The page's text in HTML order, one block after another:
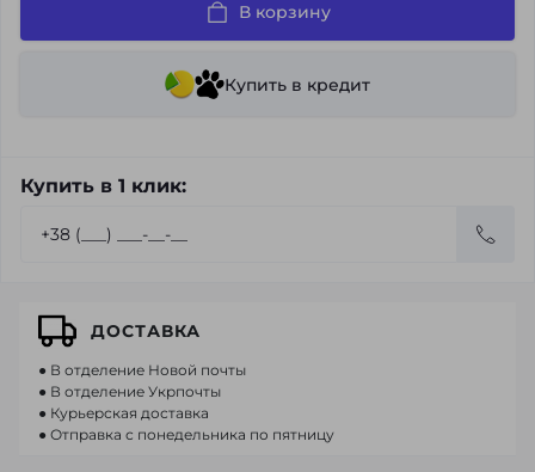
В корзину
Купить в кредит
Купить в 1 клик:
ДОСТАВКА
● В отделение Новой почты
● В отделение Укрпочты
● Курьерская доставка
● Отправка с понедельника по пятницу